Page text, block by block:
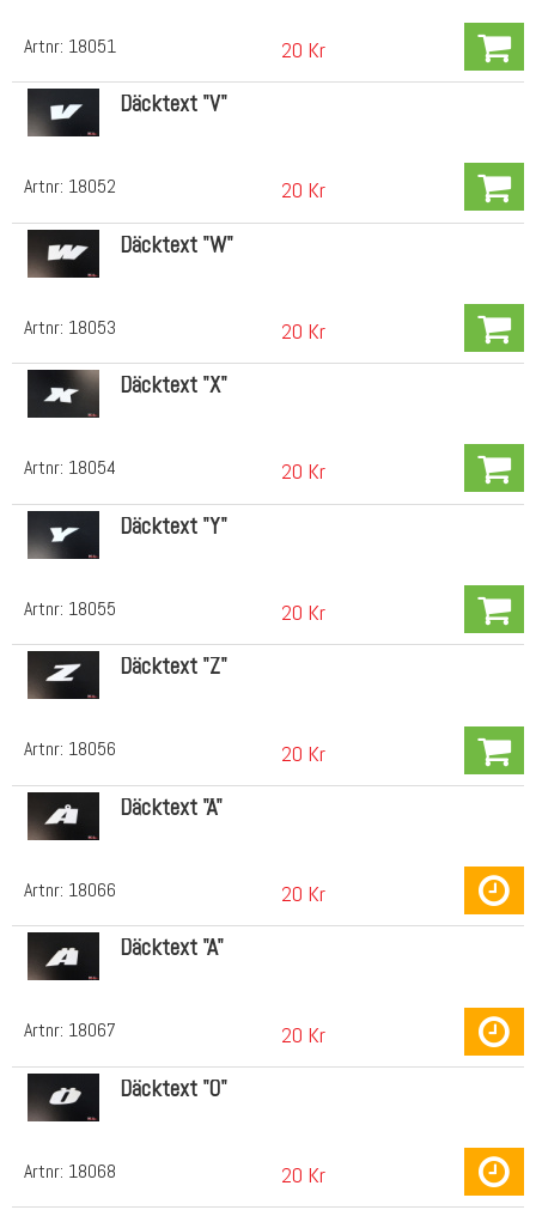
Artnr: 18051 20 Kr
Artnr: 18052
Däcktext "V"
20 Kr
Artnr: 18053
Däcktext "W"
20 Kr
Artnr: 18054
Däcktext "X"
20 Kr
Artnr: 18055
Däcktext "Y"
20 Kr
Artnr: 18056
Däcktext "Z"
20 Kr
Artnr: 18066
Däcktext "Å"
20 Kr
Artnr: 18067
Däcktext "Ä"
20 Kr
Artnr: 18068
Däcktext "Ö"
20 Kr